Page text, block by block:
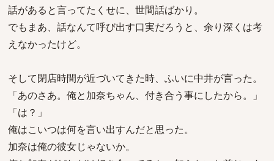
話があると言ってたくせに、世間話ばかり。
でもまあ、話なんて呼び出す口実だろうと、余り深くは考
えなかったけど。
そして閉店時間が近づいてきた時、ふいに中井が言った。
「あのさあ。俺と加奈ちゃん、付き合う事にしたから。」
「は？」
俺はこいつは何を言い出すんだと思った。
加奈は俺の彼女じゃないか。